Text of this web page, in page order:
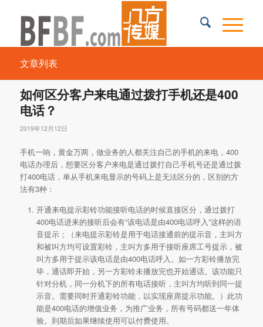
文章列表
如何区分客户来电通过拨打手机还是400
电话？
2019年12月12日
手机一响，黄金万两，做业务的人都关注自己的手机的来电，400
电话办理后，想要区分客户来电是通过拨打自己手机号还是通过拨
打400电话，单从手机来电显示的号码上是无法区分的，区别的方
法有3种：
开通来电提示彩铃功能接听电话的时候直接区分，通过拨打
400电话进来的接听后会有“该电话是由400电话呼入”这样的语
音提示；（来电提示彩铃是用于电话接通前的提示音，主叫方
和被叫方均可设置彩铃，主叫方多用于接听座席工号提示，被
叫方多用于提示该电话是由400电话呼入。如一方彩铃播放完
毕，通话即开始，另一方彩铃未播放完也开始通话。该功能只
针对分机，同一分机下的所有电话接听，主叫方均听到同一提
示音。需要同时开通彩铃功能，以实现座席提示功能。）此功
能是400电话的增值业务，为推广业务，所有号码都送一年体
验。到期后如果继续使用可以付费使用。